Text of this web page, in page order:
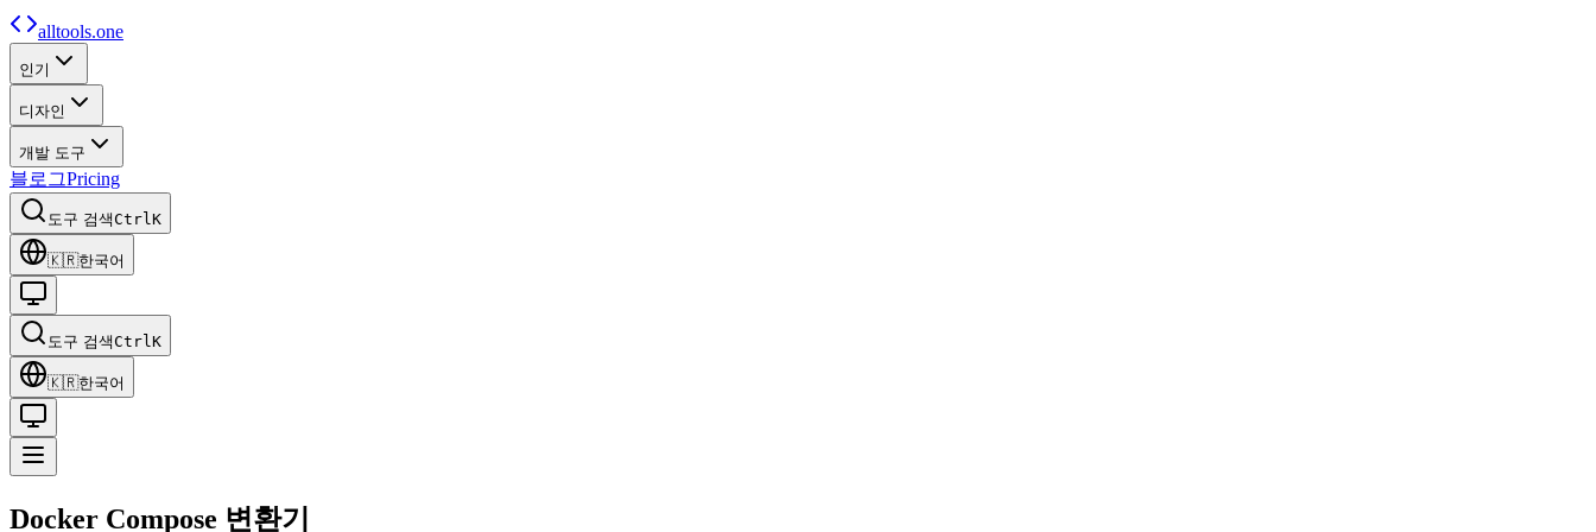
alltools.one
인기
디자인
개발 도구
블로그Pricing
도구 검색CtrlK
🇰🇷한국어
도구 검색CtrlK
🇰🇷한국어
Docker Compose 변환기